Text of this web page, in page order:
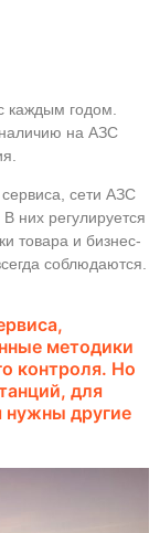
каждым годом.
наличию на АЗС
сети АЗС
них регулируется
товара и бизнес-
соблюдаются.
методики
контроля. Но
для
нужны другие